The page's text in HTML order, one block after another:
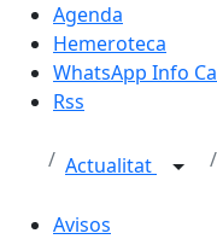
Agenda
Hemeroteca
WhatsApp Info
Rss
Actualitat
Avisos